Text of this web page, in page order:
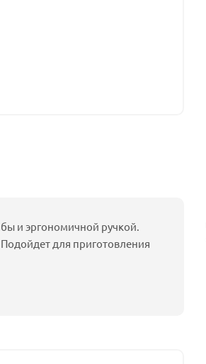
и эргономичной ручкой.
для приготовления